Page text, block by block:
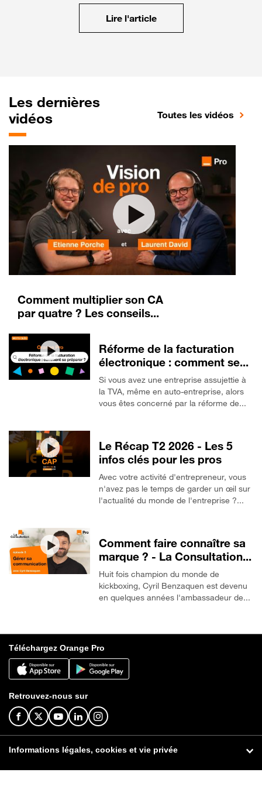
Lire l'article
Les dernières
vidéos
Toutes les vidéos
Comment multiplier son CA
par quatre ? Les conseils...
Réforme de la facturation
électronique : comment se...
Si vous avez une entreprise assujettie à
la TVA, même en auto-entreprise, alors
vous êtes concerné par la réforme de...
Le Récap T2 2026 - Les 5
infos clés pour les pros
Avec votre activité d'entrepreneur, vous
n'avez pas le temps de garder un œil sur
l'actualité du monde de l'entreprise ?...
Comment faire connaître sa
marque ? - La Consultation...
Huit fois champion du monde de
kickboxing, Cyril Benzaquen est devenu
en quelques années l'ambassadeur de...
Téléchargez Orange Pro
Retrouvez-nous sur
Informations légales, cookies et vie privée
© Orange 2026